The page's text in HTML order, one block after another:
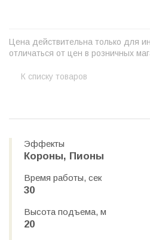
Цена действительна только для
отличаться от цен в розничных
К списку товаров
Эффекты
Короны, Пионы
Время работы, сек
30
Высота подъема, м
20